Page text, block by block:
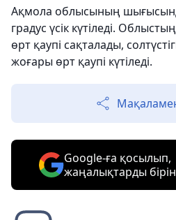
Ақмола облысының
градус үсік күтіледі.
өрт қаупі сақталады,
жоғары өрт қаупі күтіледі.
Google-ға қосылып,
жаңалықтарды